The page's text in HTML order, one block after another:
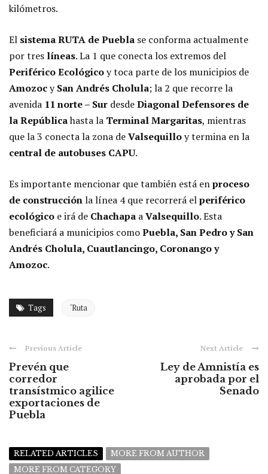
kilómetros.
El sistema RUTA de Puebla se conforma actualmente
por tres líneas. La 1 que conecta los extremos del
Periférico Ecológicoy toca parte de los municipios de
AmozocySan Andrés Cholula; la 2 que recorre la
avenida 11 norte – Sur desdeDiagonal Defensores de
la Repúblicahasta la Terminal Margaritas, mientras
que la 3 conecta la zona deValsequilloy termina en la
central de autobuses CAPU.
Es importante mencionar que también está enproceso
de construcciónla línea 4 que recorrerá elperiférico
ecológico e irá de Chachapa aValsequillo. Esta
beneficiará a municipios comoPuebla, San Pedro y San
Andrés Cholula, Cuautlancingo, Coronango y
Amozoc.
Tags ´Ruta
Previous Article
Prevén que
corredor
transístmico agilice
exportaciones de
Puebla
Next Article
Ley de Amnistía es
aprobada por el
Senado
RELATED ARTICLES
MORE FROM AUTHOR
MORE FROM CATEGORY